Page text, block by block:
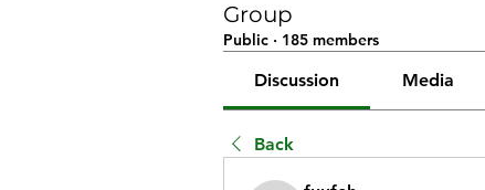
Group
Public · 185 members
Discussion Media
Back